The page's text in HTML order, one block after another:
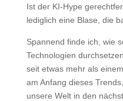
Ist der KI-Hype
lediglich eine Blase, die
Spannend finde ich, wie
Technologien
seit etwas mehr als
am Anfang dieses
unsere Welt in den